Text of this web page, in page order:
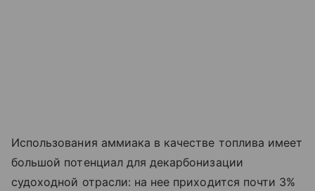
Использования аммиака в качестве топлива имеет
большой потенциал для декарбонизации
судоходной отрасли: на нее приходится почти 3%